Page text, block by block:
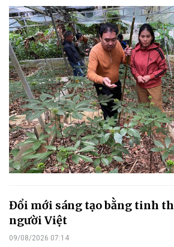
Đổi mới sáng tạo bằng tinh
người Việt
09/08/2026 07:14